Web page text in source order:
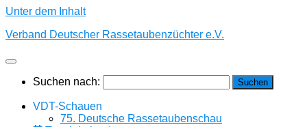
Unter dem Inhalt
Verband Deutscher Rassetaubenzüchter e.V.
Suchen nach:
VDT-Schauen
75. Deutsche Rassetaubenschau